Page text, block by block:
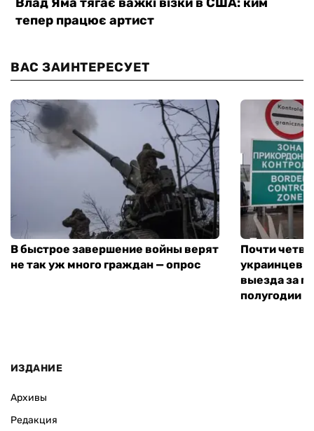
ВАС ЗАИНТЕРЕСУЕТ
В быстрое завершение войны верят
не так уж много граждан — опрос
Почти
украинцев
выезда за
полугодии
ИЗДАНИЕ
Архивы
Редакция